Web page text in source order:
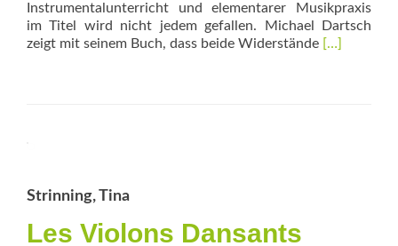
Instrumentalunterricht und elementarer Musikpraxis
im Titel wird nicht jedem gefallen. Michael Dartsch
zeigt mit seinem Buch, dass beide Widerstände Read
[…]
Strinning, Tina
Les Violons Dansants